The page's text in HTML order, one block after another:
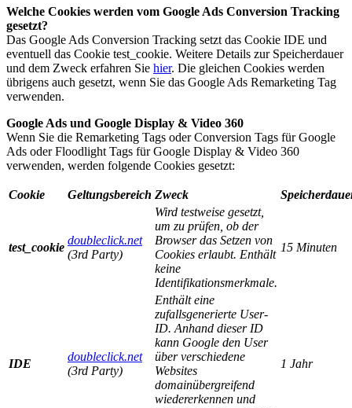
Welche Cookies werden vom Google Ads Conversion Tracking
gesetzt?
Das Google Ads Conversion Tracking setzt das Cookie IDE und
eventuell das Cookie test_cookie. Weitere Details zur Speicherdauer
und dem Zweck erfahren Sie hier. Die gleichen Cookies werden
übrigens auch gesetzt, wenn Sie das Google Ads Remarketing Tag
verwenden.
Google Ads und Google Display & Video 360
Wenn Sie die Remarketing Tags oder Conversion Tags für Google
Ads oder Floodlight Tags für Google Display & Video 360
verwenden, werden folgende Cookies gesetzt:
Cookie Geltungsbereich Zweck
test_cookie
doubleclick.net
(3rd Party)
Wird testweise gesetzt,
um zu prüfen, ob der
Browser das Setzen von
Cookies erlaubt. Enthält
keine
Identifikationsmerkmale.
15 Minuten
IDE
doubleclick.net
(3rd Party)
Enthält eine
zufallsgenerierte User-
ID. Anhand dieser ID
kann Google den User
über verschiedene
Websites
domainübergreifend
wiedererkennen und
1 Jahr